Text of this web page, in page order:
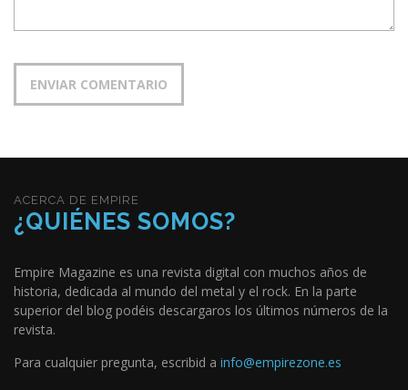
ACERCA DE EMPIRE
¿QUIÉNES SOMOS?
Empire Magazine es una revista digital con muchos años de
historia, dedicada al mundo del metal y el rock. En la parte
superior del blog podéis descargaros los últimos números de la
revista.
Para cualquier pregunta, escribid a info@empirezone.es